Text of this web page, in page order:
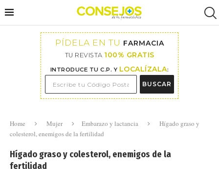
PÍDELA EN TU FARMACIA
TU REVISTA 100% GRATIS
INTRODUCE TU C.P. Y LOCALÍZALA:
BUSCAR
Home Mujer Embarazo y lactancia
Hígado graso y
colesterol, enemigos de la fertilidad
Hígado graso y colesterol, enemigos de la
fertilidad